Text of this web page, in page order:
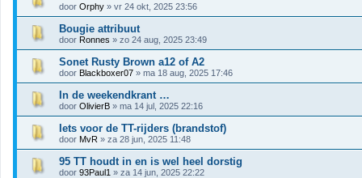
door Orphy » vr 24 okt, 2025 23:56
Bougie attribuut
door Ronnes » zo 24 aug, 2025 23:49
Sonet Rusty Brown a12 of A2
door Blackboxer07 » ma 18 aug, 2025 17:46
In de weekendkrant …
door OlivierB » ma 14 jul, 2025 22:16
Iets voor de TT-rijders (brandstof)
door MvR » za 28 jun, 2025 11:48
95 TT houdt in en is wel heel dorstig
door 93Paul1 » za 14 jun, 2025 22:22